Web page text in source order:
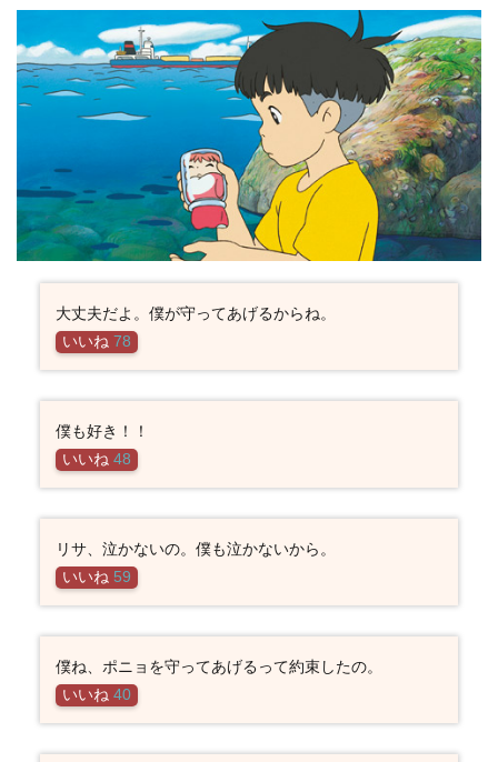
3
ジブ
リシ
ズ一
大丈夫だよ。僕が守ってあげるからね。
いいね 78
僕も好き！！
いいね 48
リサ、泣かないの。僕も泣かないから。
いいね 59
僕ね、ポニョを守ってあげるって約束したの。
いいね 40